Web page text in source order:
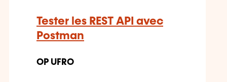
Tester les REST API avec
Postman
OP UFRO